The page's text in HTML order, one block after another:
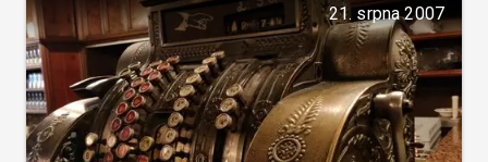
21. srpna 2007